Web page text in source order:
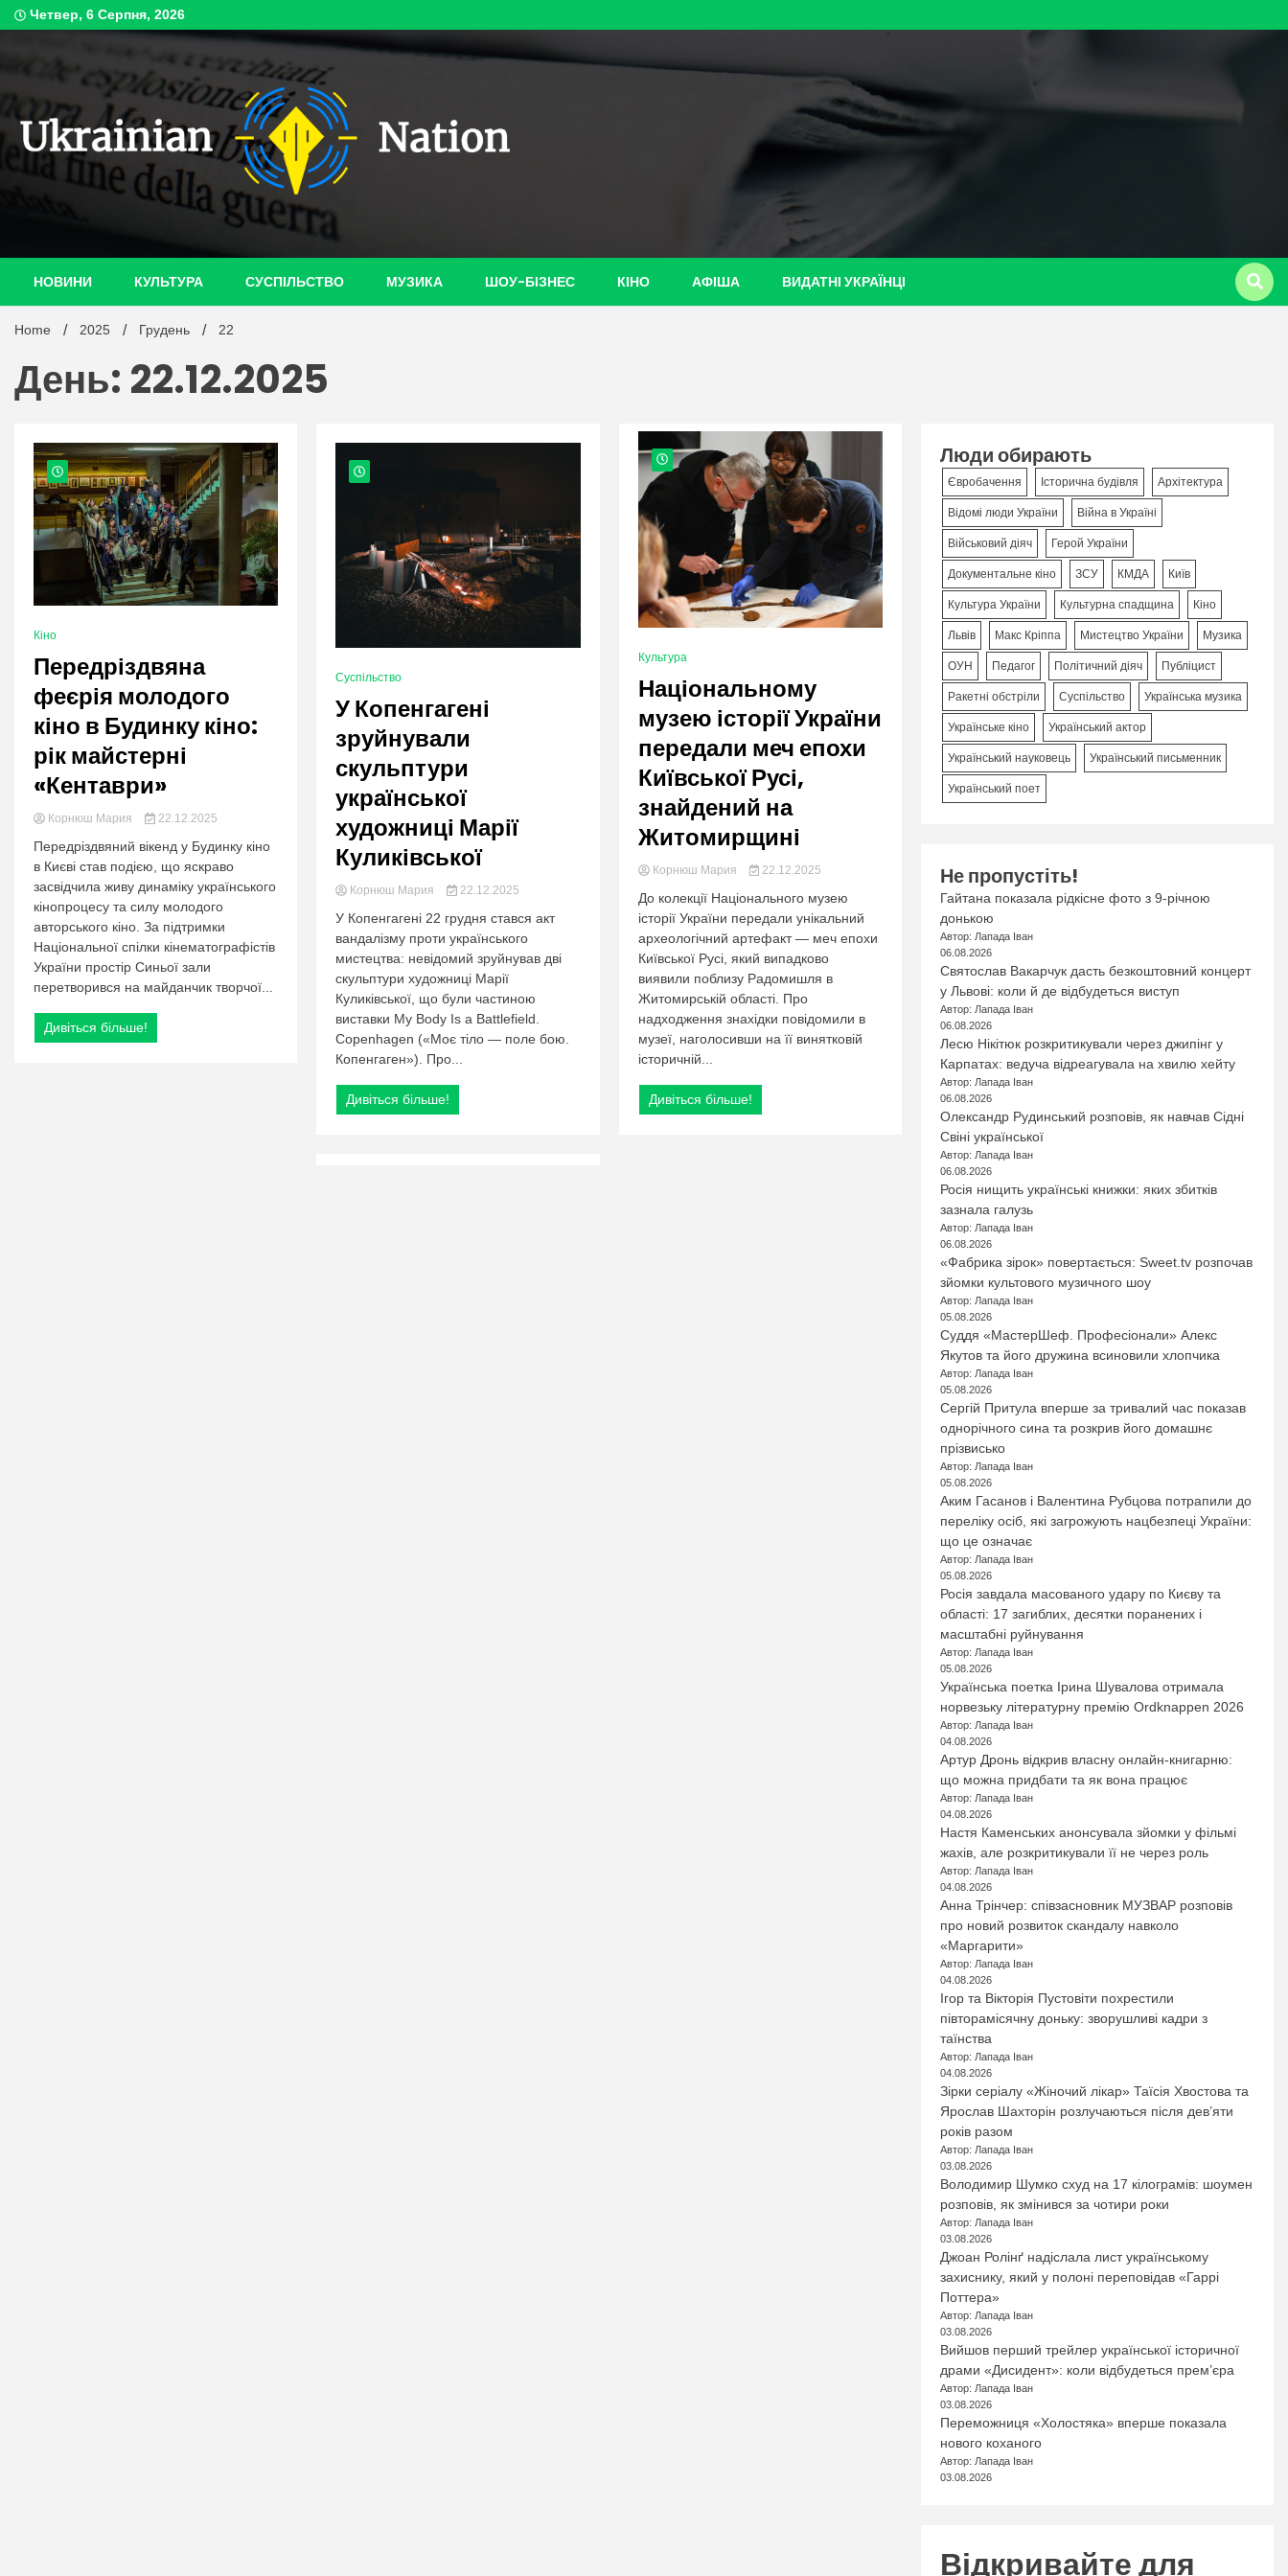
Skip
to
Четвер, 6 Серпня, 2026
ukrainian-
nation.org.ua
НОВИНИ КУЛЬТУРА СУСПІЛЬСТВО МУЗИКА ШОУ-БІЗНЕС КІНО АФІША ВИДАТНІ УКРАЇНЦІ
Home 2025 Грудень 22
День: 22.12.2025
Кіно
Передріздвяна
феєрія молодого
кіно в Будинку кіно:
рік майстерні
«Кентаври»
Корнюш Мария 22.12.2025
Передріздвяний вікенд у Будинку кіно
в Києві став подією, що яскраво
засвідчила живу динаміку українського
кінопроцесу та силу молодого
авторського кіно. За підтримки
Національної спілки кінематографістів
України простір Синьої зали
перетворився на майданчик творчої...
Дивіться більше!
Суспільство
У Копенгагені
зруйнували
скульптури
української
художниці Марії
Куликівської
Корнюш Мария 22.12.2025
У Копенгагені 22 грудня стався акт
вандалізму проти українського
мистецтва: невідомий зруйнував дві
скульптури художниці Марії
Куликівської, що були частиною
виставки My Body Is a Battlefield.
Copenhagen («Моє тіло — поле бою.
Копенгаген»). Про...
Дивіться більше!
Культура
Національному
музею історії України
передали меч епохи
Київської Русі,
знайдений на
Житомирщині
Корнюш Мария 22.12.2025
До колекції Національного музею
історії України передали унікальний
археологічний артефакт — меч епохи
Київської Русі, який випадково
виявили поблизу Радомишля в
Житомирській області. Про
надходження знахідки повідомили в
музеї, наголосивши на її винятковій
історичній...
Дивіться більше!
Люди обирають
Євробачення Історична будівля Архітектура
Відомі люди України Війна в Україні
Військовий діяч Герой України
Документальне кіно ЗСУ КМДА Київ
Культура України Культурна спадщина Кіно
Львів Макс Кріппа Мистецтво України Музика
ОУН Педагог Політичний діяч Публіцист
Ракетні обстріли Суспільство Українська музика
Українське кіно Український актор
Український науковець Український письменник
Український поет
Не пропустіть!
Гайтана показала рідкісне фото з 9-річною
донькою
Автор: Лапада Іван
06.08.2026
Святослав Вакарчук дасть безкоштовний концерт
у Львові: коли й де відбудеться виступ
Автор: Лапада Іван
06.08.2026
Лесю Нікітюк розкритикували через джипінг у
Карпатах: ведуча відреагувала на хвилю хейту
Автор: Лапада Іван
06.08.2026
Олександр Рудинський розповів, як навчав Сідні
Свіні української
Автор: Лапада Іван
06.08.2026
Росія нищить українські книжки: яких збитків
зазнала галузь
Автор: Лапада Іван
06.08.2026
«Фабрика зірок» повертається: Sweet.tv розпочав
зйомки культового музичного шоу
Автор: Лапада Іван
05.08.2026
Суддя «МастерШеф. Професіонали» Алекс
Якутов та його дружина всиновили хлопчика
Автор: Лапада Іван
05.08.2026
Сергій Притула вперше за тривалий час показав
однорічного сина та розкрив його домашнє
прізвисько
Автор: Лапада Іван
05.08.2026
Аким Гасанов і Валентина Рубцова потрапили до
переліку осіб, які загрожують нацбезпеці України:
що це означає
Автор: Лапада Іван
05.08.2026
Росія завдала масованого удару по Києву та
області: 17 загиблих, десятки поранених і
масштабні руйнування
Автор: Лапада Іван
05.08.2026
Українська поетка Ірина Шувалова отримала
норвезьку літературну премію Ordknappen 2026
Автор: Лапада Іван
04.08.2026
Артур Дронь відкрив власну онлайн-книгарню:
що можна придбати та як вона працює
Автор: Лапада Іван
04.08.2026
Настя Каменських анонсувала зйомки у фільмі
жахів, але розкритикували її не через роль
Автор: Лапада Іван
04.08.2026
Анна Трінчер: співзасновник МУЗВАР розповів
про новий розвиток скандалу навколо
«Маргарити»
Автор: Лапада Іван
04.08.2026
Ігор та Вікторія Пустовіти похрестили
півторамісячну доньку: зворушливі кадри з
таїнства
Автор: Лапада Іван
04.08.2026
Зірки серіалу «Жіночий лікар» Таїсія Хвостова та
Ярослав Шахторін розлучаються після дев’яти
років разом
Автор: Лапада Іван
03.08.2026
Володимир Шумко схуд на 17 кілограмів: шоумен
розповів, як змінився за чотири роки
Автор: Лапада Іван
03.08.2026
Джоан Ролінґ надіслала лист українському
захиснику, який у полоні переповідав «Гаррі
Поттера»
Автор: Лапада Іван
03.08.2026
Вийшов перший трейлер української історичної
драми «Дисидент»: коли відбудеться прем’єра
Автор: Лапада Іван
03.08.2026
Переможниця «Холостяка» вперше показала
нового коханого
Автор: Лапада Іван
03.08.2026
Відкривайте для